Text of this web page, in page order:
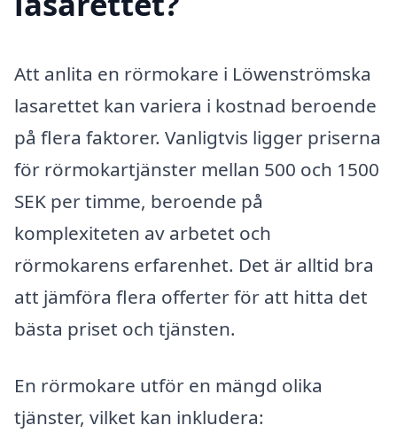
Att anlita en rörmokare i Löwenströmska
lasarettet kan variera i kostnad beroende
på flera faktorer. Vanligtvis ligger priserna
för rörmokartjänster mellan 500 och 1500
SEK per timme, beroende på
komplexiteten av arbetet och
rörmokarens erfarenhet. Det är alltid bra
att jämföra flera offerter för att hitta det
bästa priset och tjänsten.
En rörmokare utför en mängd olika
tjänster, vilket kan inkludera: